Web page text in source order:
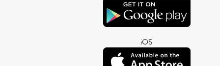
iOS